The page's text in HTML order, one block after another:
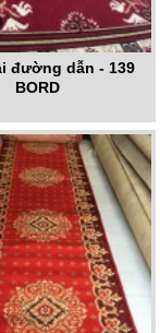
đường dẫn - 139
BORD